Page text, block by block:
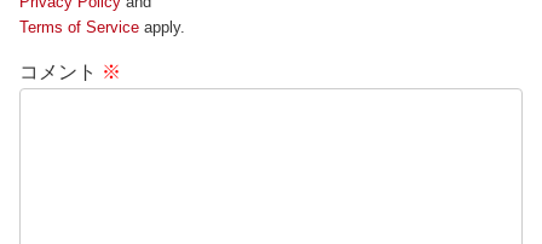
Terms of Service apply.
コメント ※